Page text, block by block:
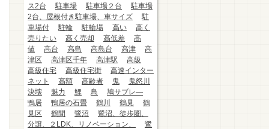
ス2台
駐車場 駐車場２台
駐車場
2台、屋根付き駐車場、車サイズ
駐
車場付
駐輪 駐輪場 高い
高く
売りたい
高く売却 高低差
高
値
高台 高島 高島台 高津
高
津区
高津区千年 高津駅
高級
高級住宅
高級住宅街
高速インター
ネット
高額 高齢者 鬼
鬼怒川
決壊
魅力 鯉 鳥
鳩サブレ―
鴨居
鴨居の石畳 鶴川 鶴見
鶴
見区
鶴間 鷺沼
鷺沼、徒歩圏、
分譲、２LDK、リノベーション、
鷺